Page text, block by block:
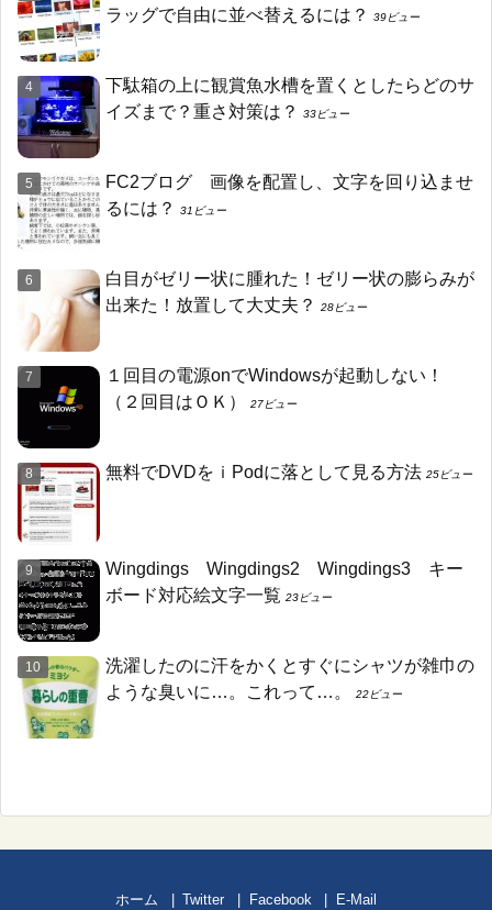
ラッグで自由に並べ替えるには？
39ビュー
下駄箱の上に観賞魚水槽を置くとしたらどのサ
イズまで？重さ対策は？
33ビュー
FC2ブログ 画像を配置し、文字を回り込ませ
るには？
31ビュー
白目がゼリー状に腫れた！ゼリー状の膨らみが
出来た！放置して大丈夫？
28ビュー
１回目の電源onでWindowsが起動しない！
（２回目はＯＫ）
27ビュー
無料でDVDをｉPodに落として見る方法 25ビュー
Wingdings Wingdings2 Wingdings3 キー
ボード対応絵文字一覧 23ビュー
洗濯したのに汗をかくとすぐにシャツが雑巾の
ような臭いに…。これって…。
22ビュー
ホーム Twitter Facebook E-Mail